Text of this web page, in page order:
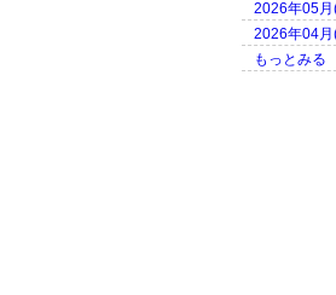
2026年05
2026年04
もっとみる